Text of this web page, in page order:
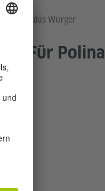
Takis Würger
Für Polina